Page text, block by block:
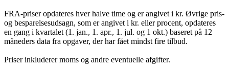
FRA-priser opdateres hver halve time og er angivet i kr. Øvrige pris-
og besparelsesudsagn, som er angivet i kr. eller procent, opdateres
en gang i kvartalet (1. jan., 1. apr., 1. jul. og 1 okt.) baseret på 12
måneders data fra opgaver, der har fået mindst fire tilbud.
Priser inkluderer moms og andre eventuelle afgifter.